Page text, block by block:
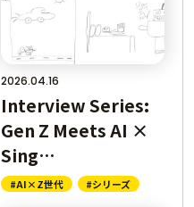
2026.04.16
#AI×Z世代 #シリーズ
Interview Series:
Gen Z Meets AI ×
Sing…